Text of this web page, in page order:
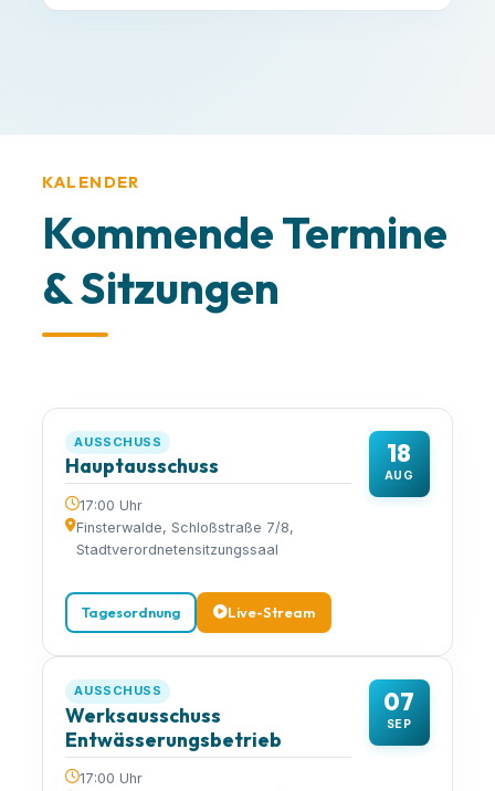
KALENDER
Kommende Termine
& Sitzungen
18
AUG
AUSSCHUSS
Hauptausschuss
17:00 Uhr
Finsterwalde, Schloßstraße 7/8,
Stadtverordnetensitzungssaal
Tagesordnung Live-Stream
07
SEP
AUSSCHUSS
Werksausschuss
Entwässerungsbetrieb
17:00 Uhr